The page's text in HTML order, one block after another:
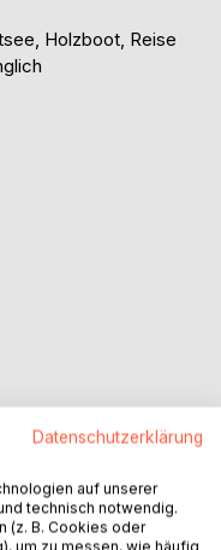
Holzboot, Reise
Datenschutzerklärung
auf unserer
technisch notwendig.
(z. B. Cookies oder
um zu messen, wie häufig